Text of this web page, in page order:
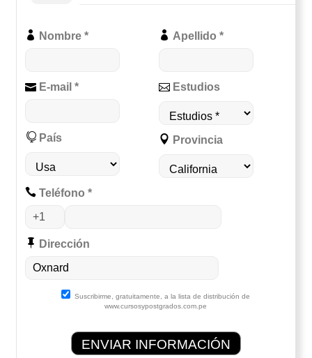
Nombre * Apellido *
E-mail * Estudios
País Provincia
Teléfono *
Dirección
Suscribirme, gratuitamente, a la lista de distribución de
www.cursosypostgrados.com.pe